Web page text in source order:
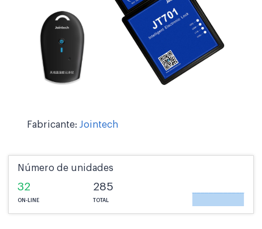
Fabricante: Jointech
Número de unidades
32
ON-LINE
285
TOTAL